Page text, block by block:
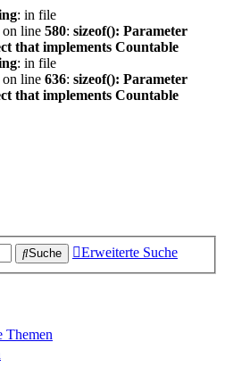
: in file
on line 580: sizeof(): Parameter
that implements Countable
: in file
on line 636: sizeof(): Parameter
that implements Countable
Suche Erweiterte Suche
Themen